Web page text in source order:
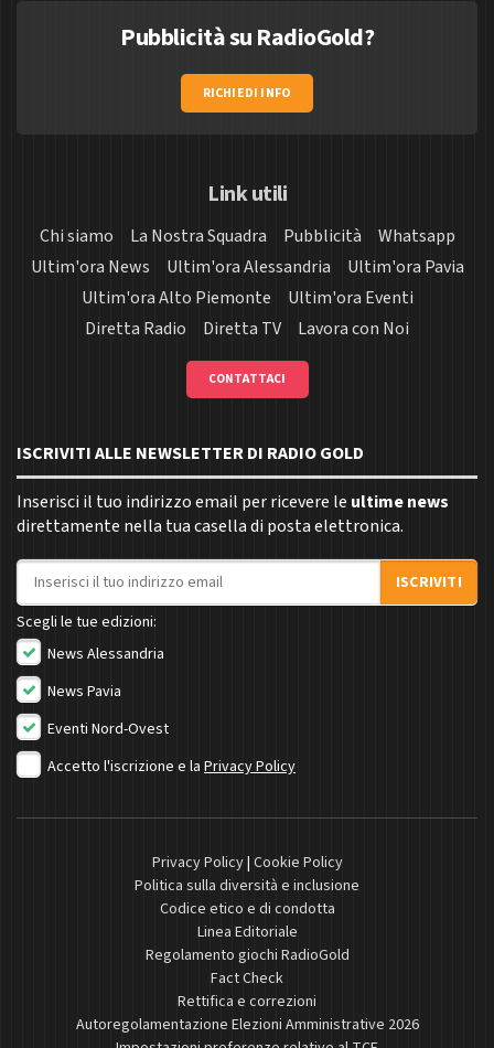
Pubblicità su RadioGold?
RICHIEDI INFO
Link utili
Chi siamo La Nostra Squadra Pubblicità
Whatsapp
Ultim'ora News
Ultim'ora Alessandria
Ultim'ora Pavia
Ultim'ora Alto Piemonte
Ultim'ora Eventi
Diretta Radio
Diretta TV Lavora con Noi
CONTATTACI
ISCRIVITI ALLE NEWSLETTER DI RADIO GOLD
Inserisci il tuo indirizzo email per ricevere le ultime news
direttamente nella tua casella di posta elettronica.
Indirizzo email
ISCRIVITI
Scegli le tue edizioni:
News Alessandria
News Pavia
Eventi Nord-Ovest
Accetto l'iscrizione e la Privacy Policy
Privacy Policy| Cookie Policy
Politica sulla diversità e inclusione
Codice etico e di condotta
Linea Editoriale
Regolamento giochi RadioGold
Fact Check
Rettifica e correzioni
Autoregolamentazione Elezioni Amministrative 2026